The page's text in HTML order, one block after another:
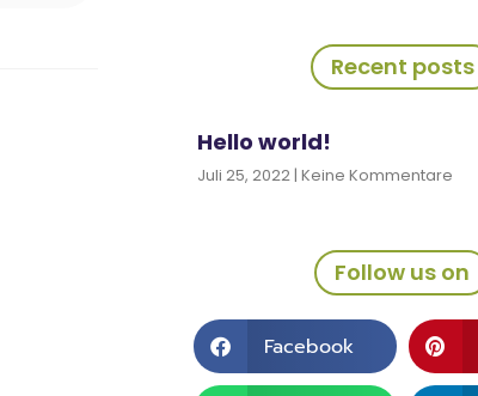
Recent posts
Hello world!
Juli 25, 2022 Keine Kommentare
Follow us on
Facebook